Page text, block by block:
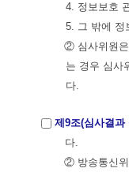
4. 정보보호
5. 그 밖에 정
② 심사위원은
는 경우 심사
다.
제9조(심사결과
다.
② 방송통신위